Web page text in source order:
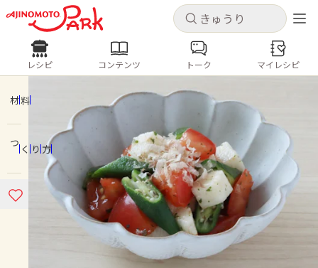
キャンセル
ログインするとレシピを保存できます
ログイン 新規登録
ホーム
コンテンツ
レシピ
キャンセル
レシピ コンテンツ
人気の食材・レシピ
きゅうり なす トマト
とうもろこし
ピーマン
みょうが ゴーヤ
レシピ コンテンツ トーク マイレシピ
材料
つくり方